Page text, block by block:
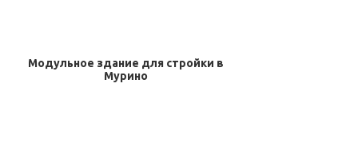
Модульное здание для стройки в
Мурино